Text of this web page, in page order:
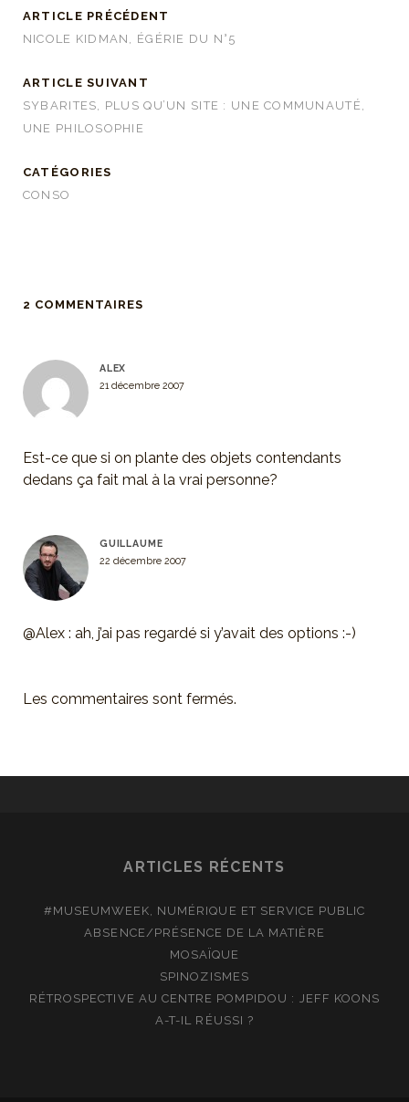
ARTICLE PRÉCÉDENT
NICOLE KIDMAN, ÉGÉRIE DU N°5
ARTICLE SUIVANT
SYBARITES, PLUS QU’UN SITE : UNE COMMUNAUTÉ,
UNE PHILOSOPHIE
CATÉGORIES
CONSO
2 COMMENTAIRES
ALEX
21 décembre 2007
Est-ce que si on plante des objets contendants
dedans ça fait mal à la vrai personne?
GUILLAUME
22 décembre 2007
@Alex : ah, j’ai pas regardé si y’avait des options :-)
Les commentaires sont fermés.
ARTICLES RÉCENTS
#MUSEUMWEEK, NUMÉRIQUE ET SERVICE PUBLIC
ABSENCE/PRÉSENCE DE LA MATIÈRE
MOSAÏQUE
SPINOZISMES
RÉTROSPECTIVE AU CENTRE POMPIDOU : JEFF KOONS
A-T-IL RÉUSSI ?